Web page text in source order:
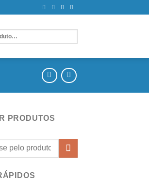
PRODUTOS